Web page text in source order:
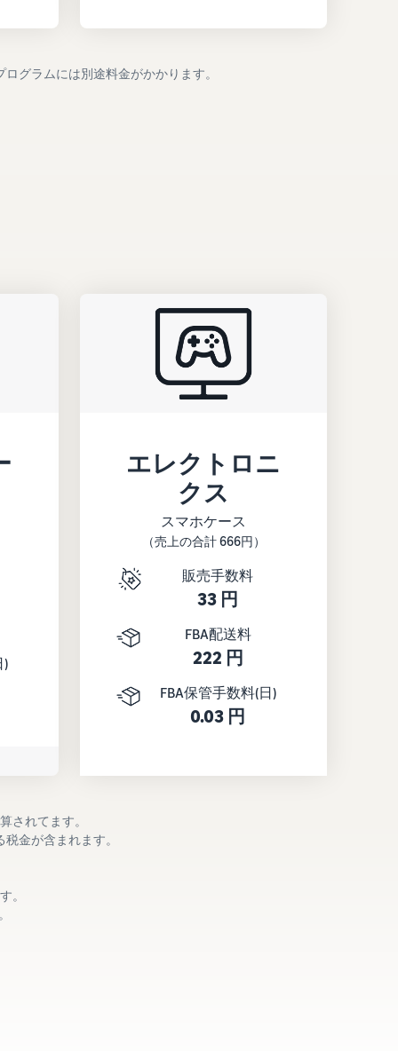
グラムには別途料金がかかります。
)
エレクトロニ
クス
スマホケース
（売上の合計 666円）
販売手数料
33 円
FBA配送料
222 円
FBA保管手数料(日)
0.03 円
されてます。
金が含まれます。
。